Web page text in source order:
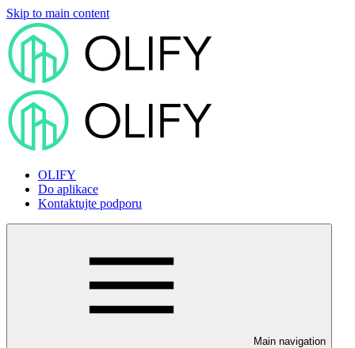
Skip to main content
OLIFY
Do aplikace
Kontaktujte podporu
Main navigation